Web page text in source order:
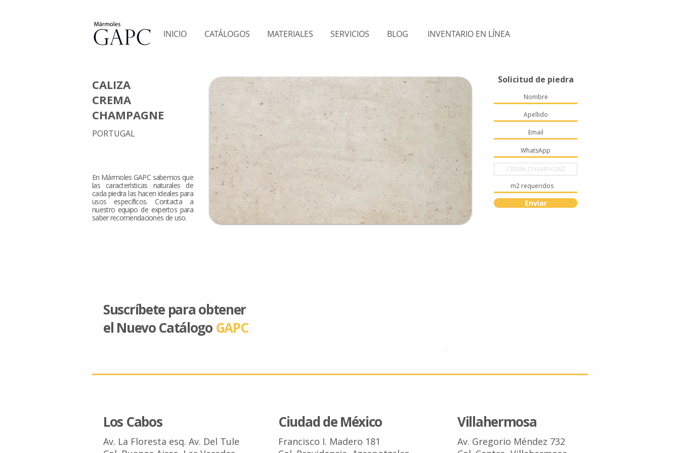
CALIZA
CREMA
CHAMPAGNE
PORTUGAL
En Mármoles GAPC sabemos que
las características naturales de
cada piedra las hacen ideales para
usos específicos. Contacta a
nuestro equipo de expertos para
saber recomendaciones de uso.
Solicitud de piedra
Enviar
INICIO CATÁLOGOS MATERIALES SERVICIOS BLOG INVENTARIO EN LÍNEA
Suscríbete para obtener
el Nuevo Catálogo GAPC
Los Cabos
Av. La Floresta esq. Av. Del Tule
Ciudad de México
Francisco I. Madero 181
Villahermosa
Av. Gregorio Méndez 732